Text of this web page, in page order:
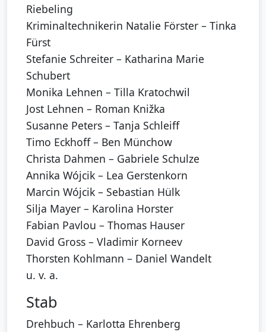
Riebeling
Kriminaltechnikerin Natalie Förster – Tinka
Fürst
Stefanie Schreiter – Katharina Marie
Schubert
Monika Lehnen – Tilla Kratochwil
Jost Lehnen – Roman Knižka
Susanne Peters – Tanja Schleiff
Timo Eckhoff – Ben Münchow
Christa Dahmen – Gabriele Schulze
Annika Wójcik – Lea Gerstenkorn
Marcin Wójcik – Sebastian Hülk
Silja Mayer – Karolina Horster
Fabian Pavlou – Thomas Hauser
David Gross – Vladimir Korneev
Thorsten Kohlmann – Daniel Wandelt
u. v. a.
Stab
Drehbuch – Karlotta Ehrenberg